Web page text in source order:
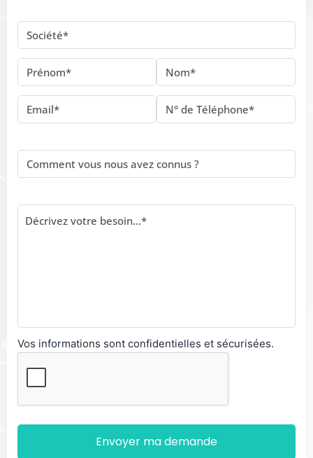
Vos informations sont confidentielles et sécurisées.